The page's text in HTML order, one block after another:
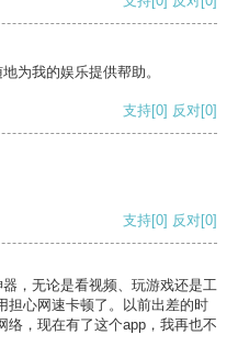
为我的娱乐提供帮助。
支持[0] 反对[0]
支持[0] 反对[0]
，无论是看视频、玩游戏还是工
担心网速卡顿了。以前出差的时
络，现在有了这个app，我再也不